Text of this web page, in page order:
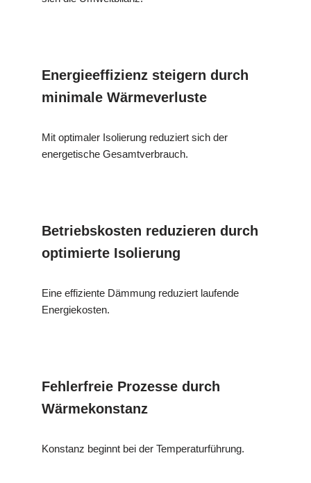
Energieeffizienz steigern durch
minimale Wärmeverluste
Mit optimaler Isolierung reduziert sich der
energetische Gesamtverbrauch.
Betriebskosten reduzieren durch
optimierte Isolierung
Eine effiziente Dämmung reduziert laufende
Energiekosten.
Fehlerfreie Prozesse durch
Wärmekonstanz
Konstanz beginnt bei der Temperaturführung.